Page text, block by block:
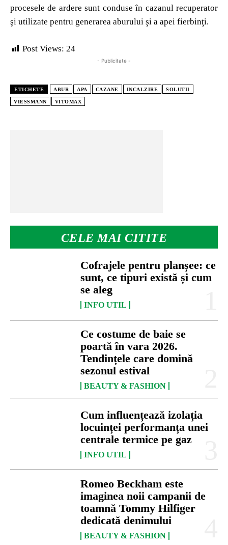
CELE MAI CITITE
Cofrajele pentru planșee: ce
sunt, ce tipuri există și cum
se aleg
INFO UTIL
Ce costume de baie se
poartă în vara 2026.
Tendințele care domină
sezonul estival
BEAUTY & FASHION
Cum influențează izolația
locuinței performanța unei
centrale termice pe gaz
INFO UTIL
Romeo Beckham este
imaginea noii campanii de
toamnă Tommy Hilfiger
dedicată denimului
BEAUTY & FASHION
procesele de ardere sunt conduse în cazanul recuperator
şi utilizate pentru generarea aburului şi a apei fierbinţi.
Post Views: 24
- Publicitate -
ETICHETE ABUR APA CAZANE INCALZIRE SOLUTII
VIESSMANN VITOMAX